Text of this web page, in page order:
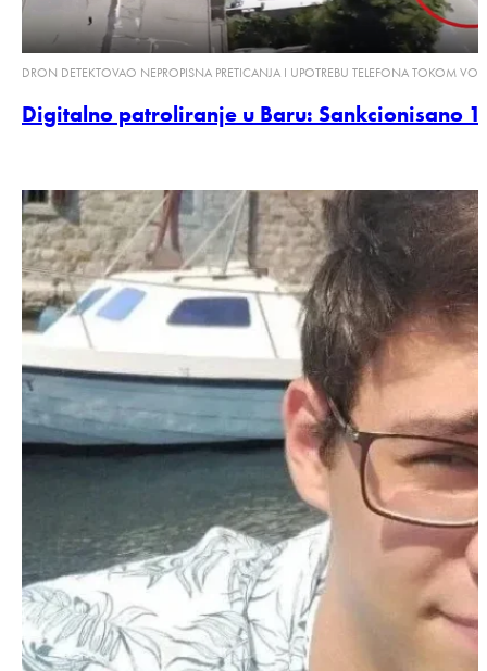
DRON DETEKTOVAO NEPROPISNA PRETICANJA I UPOTREBU TELEFONA TOKOM
Digitalno patroliranje u Baru: Sankcionisano